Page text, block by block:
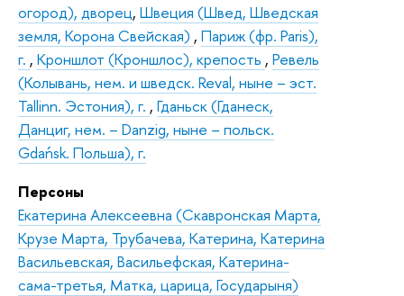
огород), дворец, Швеция (Швед, Шведская
земля, Корона Свейская) , Париж (фр. Paris),
г. , Кроншлот (Кроншлос), крепость , Ревель
(Колывань, нем. и шведск. Reval, ныне – эст.
Tallinn. Эстония), г. , Гданьск (Гданеск,
Данциг, нем. – Danzig, ныне – польск.
Gdańsk. Польша), г.
Персоны
Екатерина Алексеевна (Скавронская Марта,
Крузе Марта, Трубачева, Катерина, Катерина
Васильевская, Васильефская, Катерина-
сама-третья, Матка, царица, Государыня)